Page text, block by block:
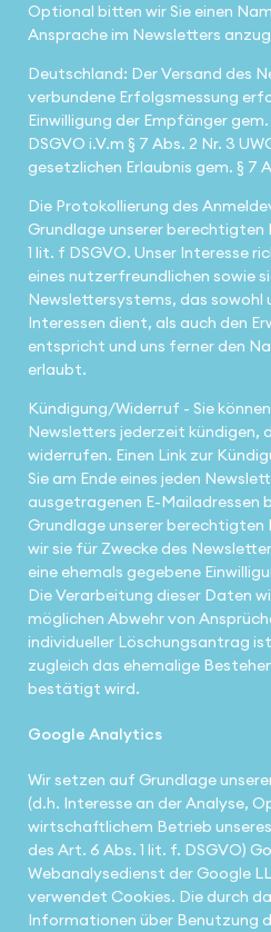
Optional bitten wir Sie einen
Ansprache im Newsletters
Deutschland: Der Versand des
verbundene Erfolgsmessung
Einwilligung der Empfänger
DSGVO i.V.m § 7 Abs. 2 Nr. 3
gesetzlichen Erlaubnis gem. § 7
Die Protokollierung des
Grundlage unserer berechtigten
1 lit. f DSGVO. Unser Interesse
eines nutzerfreundlichen sowie
Newslettersystems, das sowohl
Interessen dient, als auch den
entspricht und uns ferner den
erlaubt.
Kündigung/Widerruf - Sie
Newsletters jederzeit kündigen,
widerrufen. Einen Link zur
Sie am Ende eines jeden
ausgetragenen E-Mailadressen
Grundlage unserer berechtigten
wir sie für Zwecke des
eine ehemals gegebene
Die Verarbeitung dieser Daten
möglichen Abwehr von
individueller Löschungsantrag
zugleich das ehemalige
bestätigt wird.
Google Analytics
Wir setzen auf Grundlage
(d.h. Interesse an der Analyse,
wirtschaftlichem Betrieb
des Art. 6 Abs. 1 lit. f. DSGVO)
Webanalysedienst der Google
verwendet Cookies. Die durch
Informationen über Benutzung